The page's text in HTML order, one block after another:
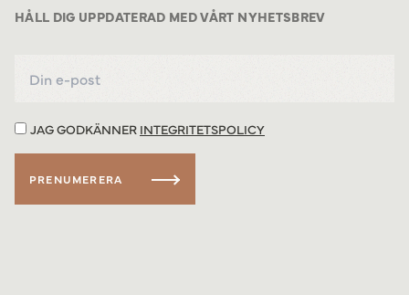
HÅLL DIG UPPDATERAD MED VÅRT NYHETSBREV
JAG GODKÄNNER INTEGRITETSPOLICY